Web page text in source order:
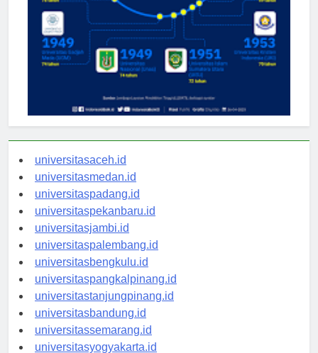
universitasaceh.id
universitasmedan.id
universitaspadang.id
universitaspekanbaru.id
universitasjambi.id
universitaspalembang.id
universitasbengkulu.id
universitaspangkalpinang.id
universitastanjungpinang.id
universitasbandung.id
universitassemarang.id